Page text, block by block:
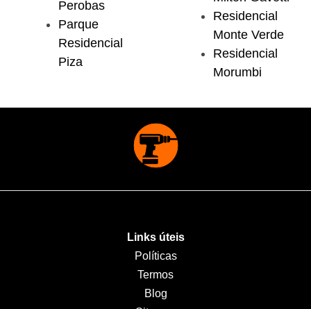
Perobas
Parque
Residencial
Piza
Residencial
Monte Verde
Residencial
Morumbi
Links úteis
Políticas
Termos
Blog